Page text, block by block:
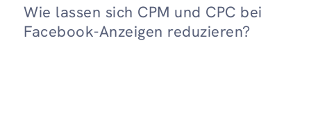
Wie lassen sich CPM und CPC bei
Facebook-Anzeigen reduzieren?